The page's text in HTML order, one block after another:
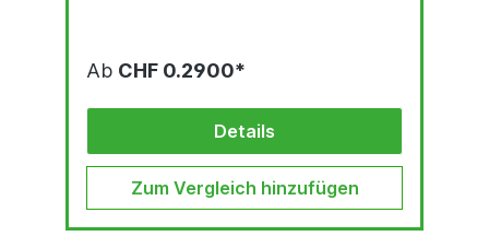
Ab CHF 0.2900*
Details
Zum Vergleich hinzufügen